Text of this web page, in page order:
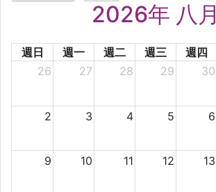
2026年 八月
週日 週一 週二 週三 週四
26
27 28 29 30
2 3 4 5 6
9 10 11 12 13